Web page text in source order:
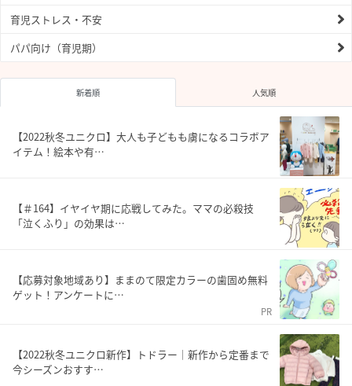
育児ストレス・不安
パパ向け（育児期）
新着順 人気順
【2022秋冬ユニクロ】大人も子どもも虜になるコラボア
イテム！絵本や有…
【＃164】イヤイヤ期に応戦してみた。ママの必殺技
「泣くふり」の効果は…
【応募対象地域あり】ままのて限定カラーの歯固め無料
ゲット！アンケートに…
PR
【2022秋冬ユニクロ新作】トドラー｜新作から定番まで
今シーズンおすす…